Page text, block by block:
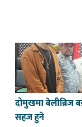
दोमुखमा बेलीब्रिज
सहज हुने